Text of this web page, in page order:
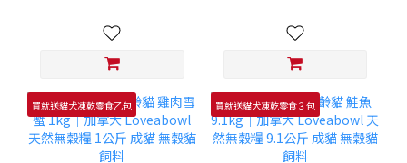
買就送貓犬凍乾零食乙包 買就送貓犬凍乾零食３包